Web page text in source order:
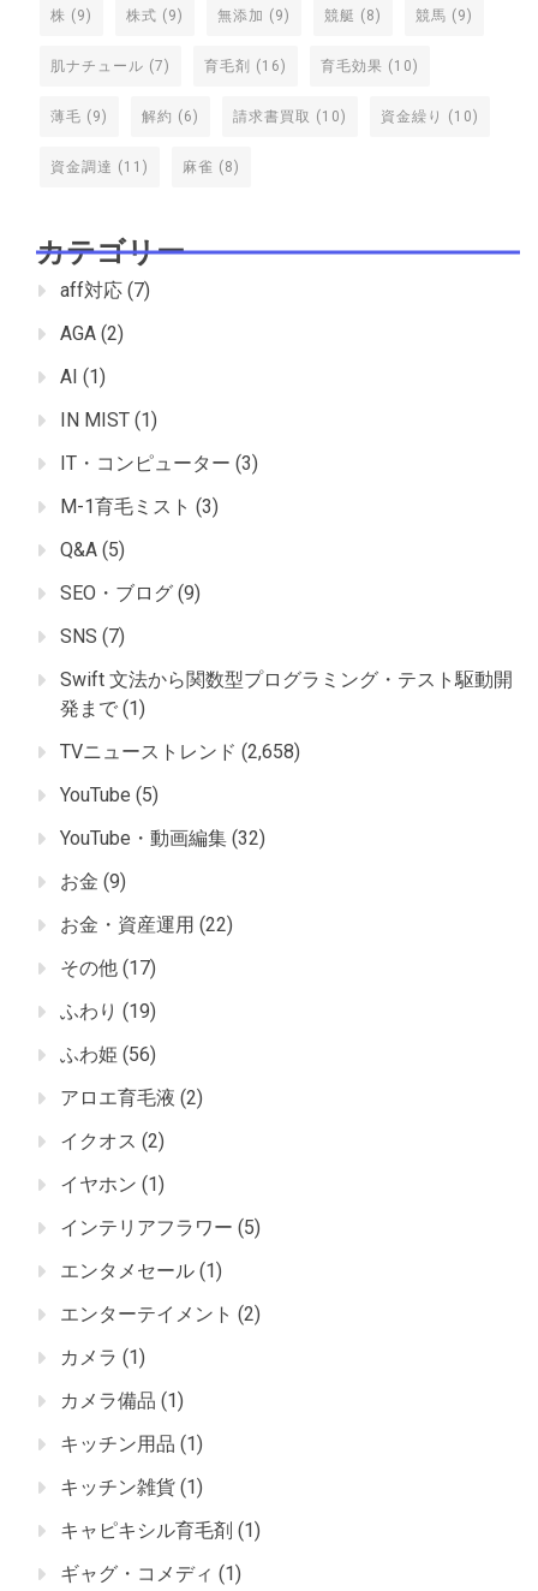
株 (9) 株式 (9) 無添加 (9) 競艇 (8) 競馬 (9)
肌ナチュール (7) 育毛剤 (16) 育毛効果 (10)
薄毛 (9) 解約 (6) 請求書買取 (10) 資金繰り (10)
資金調達 (11) 麻雀 (8)
カテゴリー
aff対応 (7)
AGA (2)
AI (1)
IN MIST (1)
IT・コンピューター (3)
M-1育毛ミスト (3)
Q&A (5)
SEO・ブログ (9)
SNS (7)
Swift 文法から関数型プログラミング・テスト駆動開
発まで (1)
TVニューストレンド (2,658)
YouTube (5)
YouTube・動画編集 (32)
お金 (9)
お金・資産運用 (22)
その他 (17)
ふわり (19)
ふわ姫 (56)
アロエ育毛液 (2)
イクオス (2)
イヤホン (1)
インテリアフラワー (5)
エンタメセール (1)
エンターテイメント (2)
カメラ (1)
カメラ備品 (1)
キッチン用品 (1)
キッチン雑貨 (1)
キャピキシル育毛剤 (1)
ギャグ・コメディ (1)